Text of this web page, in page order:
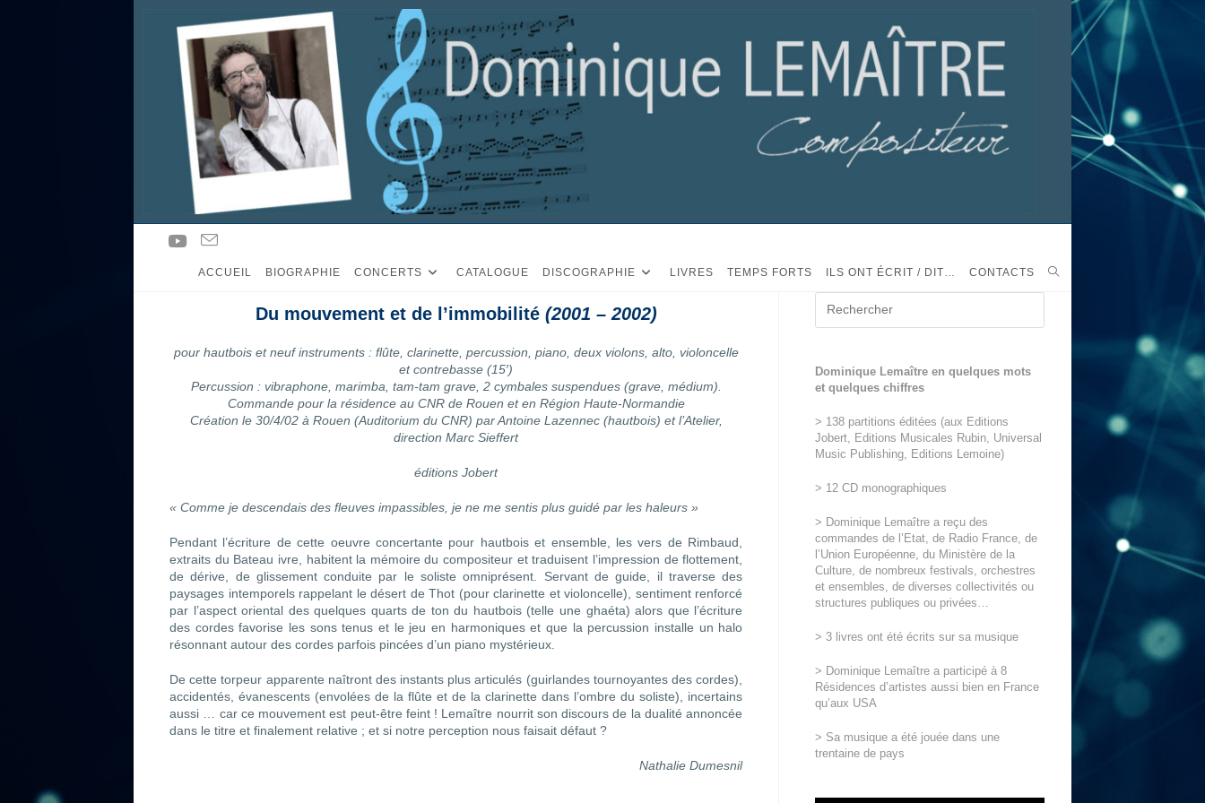
ACCUEIL BIOGRAPHIE CONCERTS CATALOGUE DISCOGRAPHIE LIVRES TEMPS FORTS ILS ONT ÉCRIT / DIT… CONTACTS
Du mouvement et de l’immobilité (2001 – 2002)
pour hautbois et neuf instruments : flûte, clarinette, percussion, piano, deux violons, alto, violoncelle
et contrebasse (15′)
Percussion : vibraphone, marimba, tam-tam grave, 2 cymbales suspendues (grave, médium).
Commande pour la résidence au CNR de Rouen et en Région Haute-Normandie
Création le 30/4/02 à Rouen (Auditorium du CNR) par Antoine Lazennec (hautbois) et l’Atelier,
direction Marc Sieffert
éditions Jobert
« Comme je descendais des fleuves impassibles, je ne me sentis plus guidé par les haleurs »
Pendant l’écriture de cette oeuvre concertante pour hautbois et ensemble, les vers de Rimbaud,
extraits du Bateau ivre, habitent la mémoire du compositeur et traduisent l’impression de flottement,
de dérive, de glissement conduite par le soliste omniprésent. Servant de guide, il traverse des
paysages intemporels rappelant le désert de Thot (pour clarinette et violoncelle), sentiment renforcé
par l’aspect oriental des quelques quarts de ton du hautbois (telle une ghaéta) alors que l’écriture
des cordes favorise les sons tenus et le jeu en harmoniques et que la percussion installe un halo
résonnant autour des cordes parfois pincées d’un piano mystérieux.
De cette torpeur apparente naîtront des instants plus articulés (guirlandes tournoyantes des cordes),
accidentés, évanescents (envolées de la flûte et de la clarinette dans l’ombre du soliste), incertains
aussi … car ce mouvement est peut-être feint ! Lemaître nourrit son discours de la dualité annoncée
dans le titre et finalement relative ; et si notre perception nous faisait défaut ?
Nathalie Dumesnil
Dominique Lemaître en quelques mots
et quelques chiffres
> 138 partitions éditées (aux Editions
Jobert, Editions Musicales Rubin, Universal
Music Publishing, Editions Lemoine)
> 12 CD monographiques
> Dominique Lemaître a reçu des
commandes de l’Etat, de Radio France, de
l’Union Européenne, du Ministère de la
Culture, de nombreux festivals, orchestres
et ensembles, de diverses collectivités ou
structures publiques ou privées…
> 3 livres ont été écrits sur sa musique
> Dominique Lemaître a participé à 8
Résidences d’artistes aussi bien en France
qu’aux USA
> Sa musique a été jouée dans une
trentaine de pays